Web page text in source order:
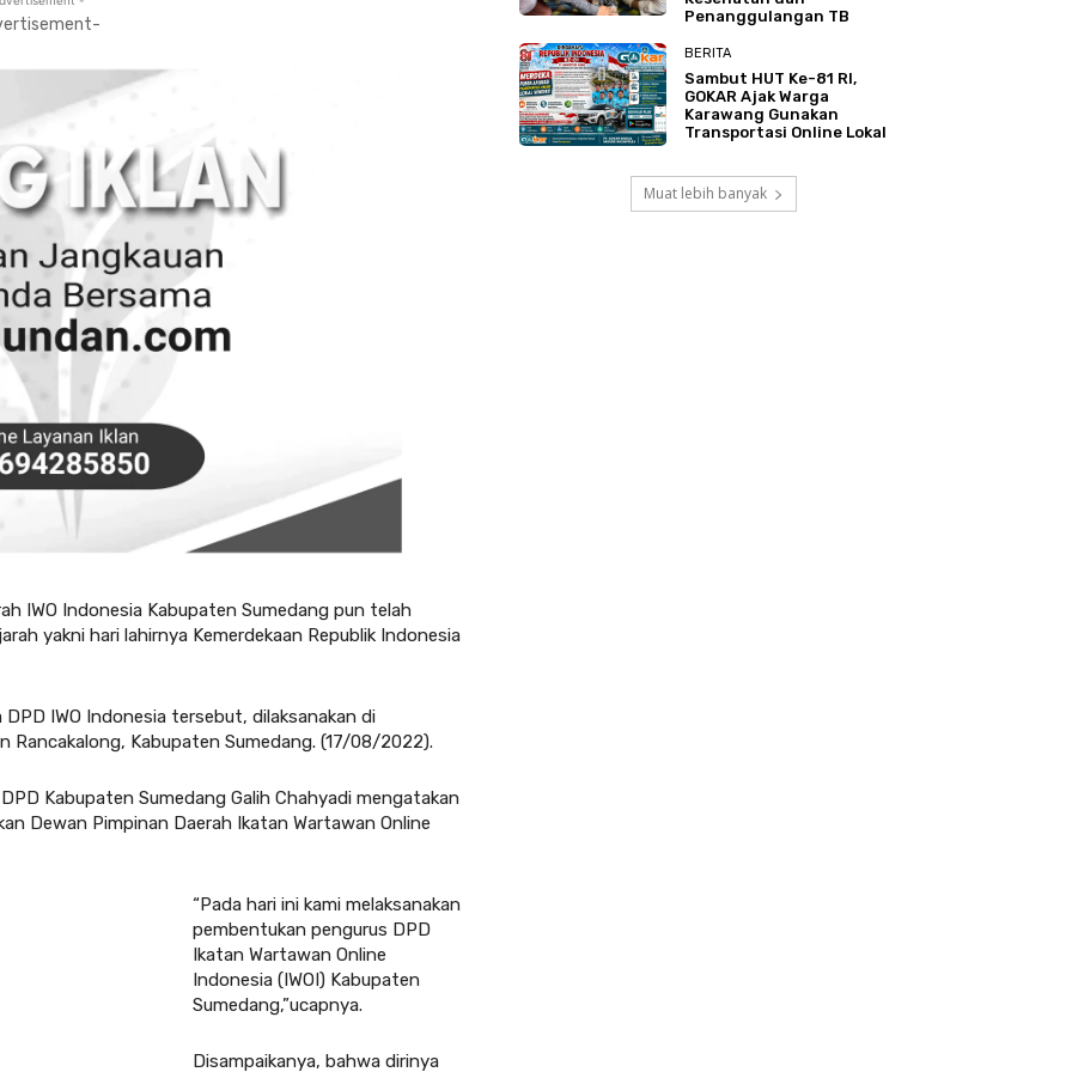
IWO Indonesia Kabupaten Sumedang pun telah
yakni hari lahirnya Kemerdekaan Republik Indonesia
IWO Indonesia tersebut, dilaksanakan di
Rancakalong, Kabupaten Sumedang. (17/08/2022).
Kabupaten Sumedang Galih Chahyadi mengatakan
Dewan Pimpinan Daerah Ikatan Wartawan Online
“Pada hari ini kami melaksanakan
pembentukan pengurus DPD
Ikatan Wartawan Online
Indonesia (IWOI) Kabupaten
Sumedang,”ucapnya.
Disampaikanya, bahwa dirinya
Penanggulangan TB
BERITA
Sambut HUT Ke-81 RI,
GOKAR Ajak Warga
Karawang Gunakan
Transportasi Online Lokal
Muat lebih banyak